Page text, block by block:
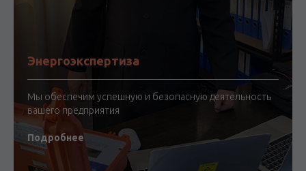
Энергоэкспертиза
Мы обеспечим успешную и безопасную деятельность
вашего предприятия
Подробнее